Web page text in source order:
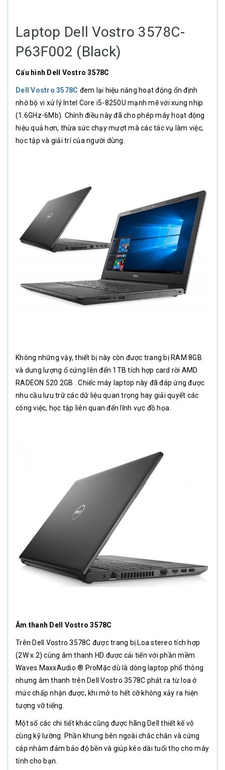
Laptop Dell Vostro 3578C-
P63F002 (Black)
Cấu hình Dell Vostro 3578C
Dell Vostro 3578C đem lại hiệu năng hoạt động ổn định
nhờ bộ vi xử lý Intel Core i5-8250U mạnh mẽ với xung nhịp
(1.6GHz-6Mb). Chính điều này đã cho phép máy hoạt động
hiệu quả hơn, thừa sức chạy mượt mà các tác vụ làm việc,
học tập và giải trí của người dùng.
Không những vậy, thiết bị này còn được trang bị RAM 8GB
và dung lượng ổ cứng lên đến 1TB tích hợp card rời AMD
RADEON 520 2GB . Chiếc máy laptop này đã đáp ứng được
nhu cầu lưu trữ các dữ liệu quan trọng hay giải quyết các
công việc, học tập liên quan đến lĩnh vực đồ họa.
Âm thanh Dell Vostro 3578C
Trên Dell Vostro 3578C được trang bị Loa stereo tích hợp
(2W x 2) cùng âm thanh HD được cải tiến với phần mềm
Waves MaxxAudio ® ProMặc dù là dòng laptop phổ thông
nhưng âm thanh trên Dell Vostro 3578C phát ra từ loa ở
mức chấp nhận được, khi mở to hết cỡ không xảy ra hiện
tượng vỡ tiếng.
Một số các chi tiết khác cũng được hãng Dell thiết kế vô
cùng kỹ lưỡng. Phần khung bên ngoài chắc chắn và cứng
cáp nhằm đảm bảo độ bền và giúp kéo dài tuổi thọ cho máy
tính cho bạn.